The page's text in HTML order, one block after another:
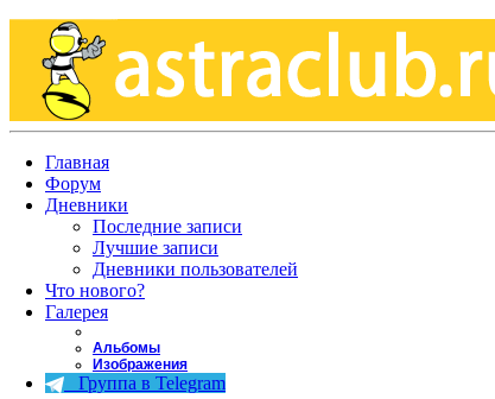
Главная
Форум
Дневники
Последние записи
Лучшие записи
Дневники пользователей
Что нового?
Галерея
Альбомы
Изображения
Группа в Telegram